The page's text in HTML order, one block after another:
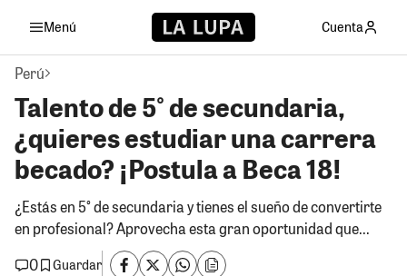
Menú Cuenta
Perú
Talento de 5° de secundaria,
¿quieres estudiar una carrera
becado? ¡Postula a Beca 18!
¿Estás en 5° de secundaria y tienes el sueño de convertirte
en profesional? Aprovecha esta gran oportunidad que...
0
Guardar